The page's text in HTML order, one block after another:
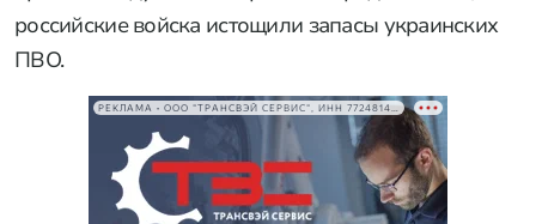
российские войска истощили запасы украинских
ПВО.
РЕКЛАМА • ООО "ТРАНСВЭЙ СЕРВИС", ИНН 7724814198